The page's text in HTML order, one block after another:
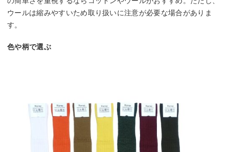
ウールは縮みやすいため取り扱いに注意が必要な場合がありま
す。
色や柄で選ぶ